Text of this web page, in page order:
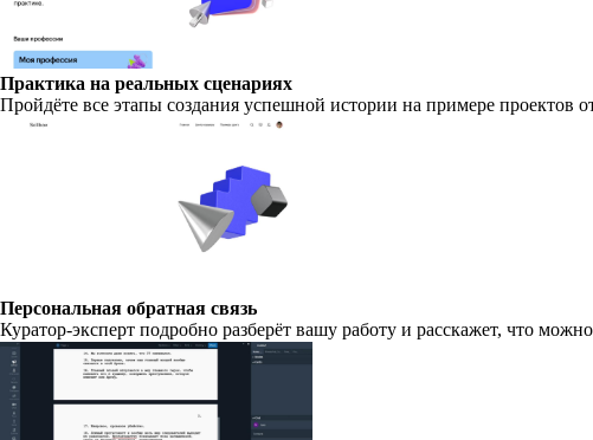
Практика на реальных сценариях
Пройдёте все этапы создания успешной истории на примере
Персональная обратная связь
Куратор-эксперт подробно разберёт вашу работу и расскажет, что